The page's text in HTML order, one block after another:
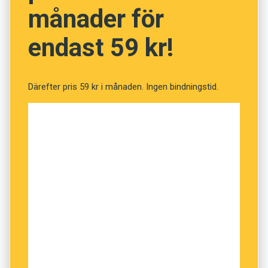
betyder att kocken anpassar menyn (900
kronor), som här består av närmare tjugo
serveringar, självsvåldigt efter vilka råvaror
månader för
endast 59 kr!
Därefter pris 59 kr i månaden. Ingen bindningstid.